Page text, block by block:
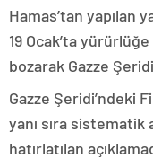
​​​​​​​Hamas’tan yapılan
19 Ocak’ta
bozarak Gazze
Gazze Şeridi’ndeki
yanı sıra sistematik
hatırlatılan